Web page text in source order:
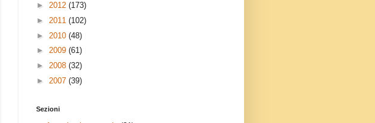
► 2012 (173)
► 2011 (102)
► 2010 (48)
► 2009 (61)
► 2008 (32)
► 2007 (39)
Sezioni